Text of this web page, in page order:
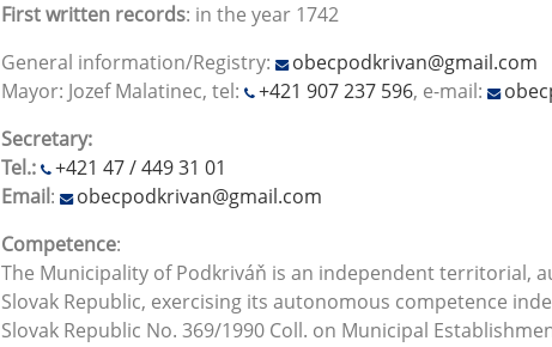
First written records: in the year 1742
General information/Registry:
obecpodkrivan@gmail.com
Mayor: Jozef Malatinec, tel:
+421 907 237 596, e-mail:
Secretary:
Tel.:
+421 47 / 449 31 01
Email:
obecpodkrivan@gmail.com
Competence:
The Municipality of Podkriváň is an independent territorial,
Slovak Republic, exercising its autonomous competence
Slovak Republic No. 369/1990 Coll. on Municipal